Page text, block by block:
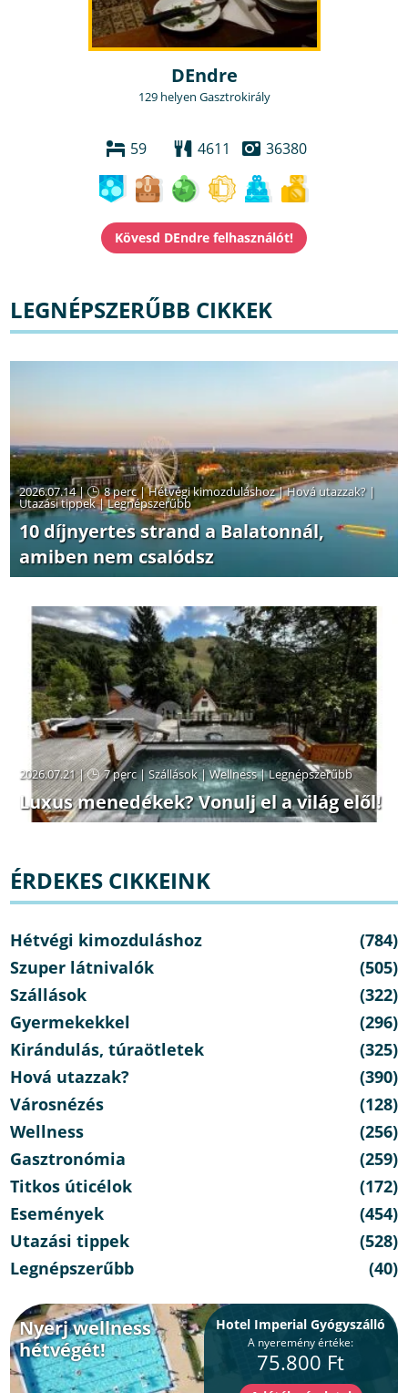
DEndre
129 helyen Gasztrokirály
59 4611 36380
LEGNÉPSZERŰBB CIKKEK
2026.07.14 | 8 perc|Hétvégi kimozduláshoz|Hová utazzak? |
Utazási tippek|Legnépszerűbb
10 díjnyertes strand a Balatonnál,
amiben nem csalódsz
2026.07.21 | 7 perc|Szállások|Wellness|Legnépszerűbb
Luxus menedékek? Vonulj el a világ elől!
ÉRDEKES CIKKEINK
Hétvégi kimozduláshoz
(784)
Szuper látnivalók
(505)
Szállások
(322)
Gyermekekkel
(296)
Kirándulás, túraötletek
(325)
Hová utazzak?
(390)
Városnézés
(128)
Wellness
(256)
Gasztronómia
(259)
Titkos úticélok
(172)
Események
(454)
Utazási tippek
(528)
Legnépszerűbb
(40)
Nyerj wellness
hétvégét!
Hotel Imperial Gyógyszálló
A nyeremény értéke:
75.800 Ft